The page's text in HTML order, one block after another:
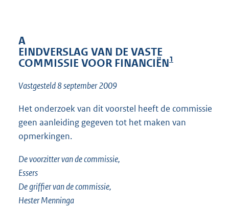
o
n
b
n
d
A
EINDVERSLAG VAN DE VASTE
COMMISSIE VOOR FINANCIËN1
Vastgesteld 8 september 2009
Het onderzoek van dit voorstel heeft de commissie
geen aanleiding gegeven tot het maken van
opmerkingen.
De voorzitter van de commissie,
Essers
De griffier van de commissie,
Hester Menninga